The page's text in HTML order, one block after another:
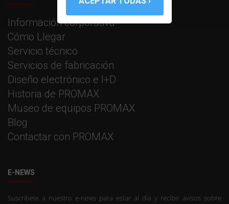
Información corporativa
Cómo Llegar
Servicio técnico
Servicios de fabricación
Diseño electrónico e I+D
Historia de PROMAX
Museo de equipos PROMAX
Blog
Contactar con PROMAX
E-NEWS
Suscríbete a nuestro e-news para estar al día y recibir avisos sobre